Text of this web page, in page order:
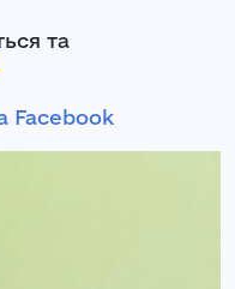
та
Facebook